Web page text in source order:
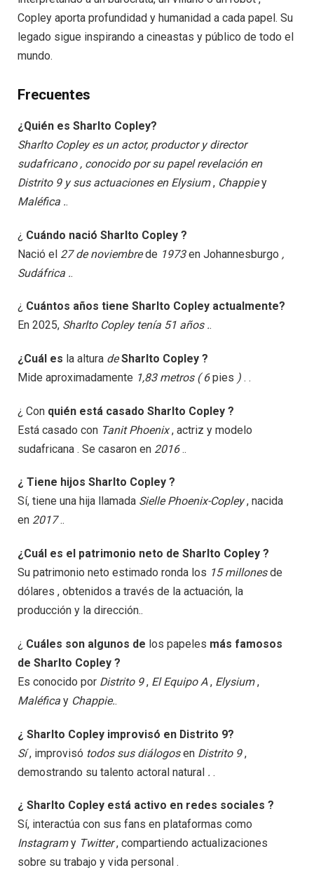
Copley aporta profundidad y humanidad a cada papel. Su
legado sigue inspirando a cineastas y público de todo el
mundo.
Frecuentes
¿Quién es Sharlto Copley?
Sharlto Copley es un actor, productor y director
sudafricano , conocido por su papel revelación en
Distrito 9 y sus actuaciones en Elysium, Chappiey
Maléfica ..
¿ Cuándo nació Sharlto Copley ?
Nació el 27 de noviembrede 1973en Johannesburgo ,
Sudáfrica ..
¿ Cuántos años tiene Sharlto Copley actualmente?
En 2025, Sharlto Copley tenía 51 años ..
¿Cuál es la altura deSharlto Copley ?
Mide aproximadamente 1,83 metros ( 6pies ) . .
¿ Con quién está casado Sharlto Copley ?
Está casado con Tanit Phoenix, actriz y modelo
sudafricana . Se casaron en 2016..
¿ Tiene hijos Sharlto Copley ?
Sí, tiene una hija llamada Sielle Phoenix-Copley, nacida
en 2017..
¿Cuál es el patrimonio neto de Sharlto Copley ?
Su patrimonio neto estimado ronda los 15 millonesde
dólares , obtenidos a través de la actuación, la
producción y la dirección..
¿ Cuáles son algunos de los papeles más famosos
de Sharlto Copley ?
Es conocido por Distrito 9, El Equipo A, Elysium,
Maléfica y Chappie..
¿ Sharlto Copley improvisó en Distrito 9?
Sí, improvisó todos sus diálogosen Distrito 9,
demostrando su talento actoral natural . .
¿ Sharlto Copley está activo en redes sociales ?
Sí, interactúa con sus fans en plataformas como
Instagramy Twitter, compartiendo actualizaciones
sobre su trabajo y vida personal .